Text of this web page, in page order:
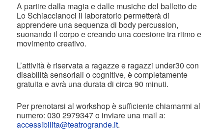
A partire dalla magia e dalle musiche del balletto de
Lo Schiaccianoci il laboratorio permetterà di
apprendere una sequenza di body percussion,
suonando il corpo e creando una coesione tra ritmo e
movimento creativo.
L’attività è riservata a ragazze e ragazzi under30 con
disabilità sensoriali o cognitive, è completamente
gratuita e avrà una durata di circa 90 minuti.
Per prenotarsi al workshop è sufficiente chiamarmi al
numero: 030 2979347 o inviare una mail a:
accessibilita@teatrogrande.it.